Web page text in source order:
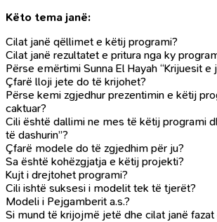
Këto tema janë:
Cilat janë qëllimet e këtij programi?
Cilat janë rezultatet e pritura nga ky
Përse emërtimi Sunna El Hayah “Krijuesit e
Çfarë lloji jete do të krijohet?
Përse kemi zgjedhur prezentimin e këtij
caktuar?
Cili është dallimi ne mes të këtij programi
të dashurin”?
Çfarë modele do të zgjedhim për ju?
Sa është kohëzgjatja e këtij projekti?
Kujt i drejtohet programi?
Cili ishtë suksesi i modelit tek të tjerët?
Modeli i Pejgamberit a.s.?
Si mund të krijojmë jetë dhe cilat janë